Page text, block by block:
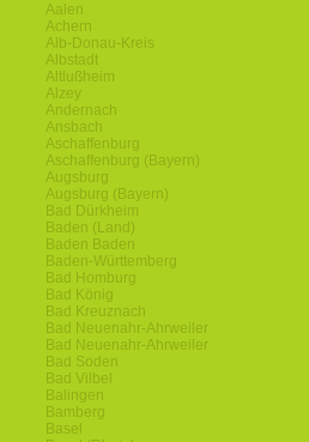
Aalen
Achern
Alb-Donau-Kreis
Albstadt
Altlußheim
Alzey
Andernach
Ansbach
Aschaffenburg
Aschaffenburg (Bayern)
Augsburg
Augsburg (Bayern)
Bad Dürkheim
Baden (Land)
Baden Baden
Baden-Württemberg
Bad Homburg
Bad König
Bad Kreuznach
Bad Neuenahr-Ahrweiler
Bad Neuenahr-Ahrweiler
Bad Soden
Bad Vilbel
Balingen
Bamberg
Basel